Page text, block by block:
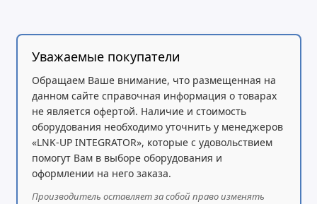
Уважаемые покупатели
Обращаем Ваше внимание, что размещенная на
данном сайте справочная информация о товарах
не является офертой. Наличие и стоимость
оборудования необходимо уточнить у менеджеров
«LNK-UP INTEGRATOR», которые с удовольствием
помогут Вам в выборе оборудования и
оформлении на него заказа.
Производитель оставляет за собой право изменять